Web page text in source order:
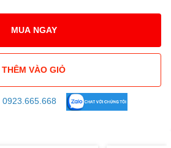
MUA NGAY
THÊM VÀO GIỎ
0923.665.668